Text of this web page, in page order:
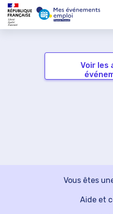
Voir les
Vous êtes
Aide et